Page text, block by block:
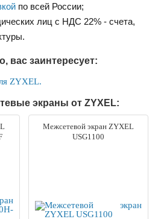
по всей России;
лиц с НДС 22% - счета,
вас заинтересует:
ZYXEL.
экраны от ZYXEL:
Межсетевой экран ZYXEL
USG1100